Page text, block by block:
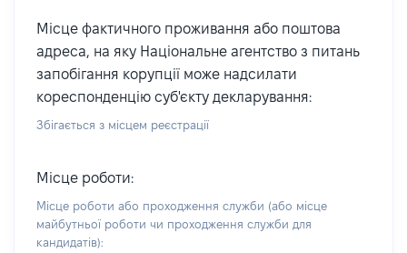
Місце фактичного проживання або поштова
адреса, на яку Національне агентство з питань
запобігання корупції може надсилати
кореспонденцію суб'єкту декларування:
Збігається з місцем реєстрації
Місце роботи:
Місце роботи або проходження служби (або місце
майбутньої роботи чи проходження служби для
кандидатів):